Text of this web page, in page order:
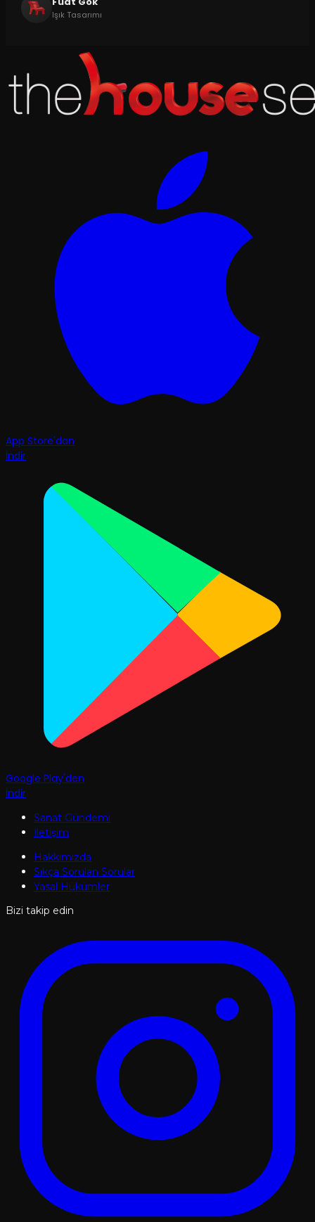
Işık Tasarımı
App Store'dan
İndir
Google Play'den
İndir
Sanat Gündemi
İletişim
Hakkımızda
Sıkça Sorulan Sorular
Yasal Hükümler
Bizi takip edin